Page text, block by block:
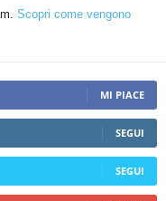
Scopri come vengono
MI PIACE
SEGUI
SEGUI